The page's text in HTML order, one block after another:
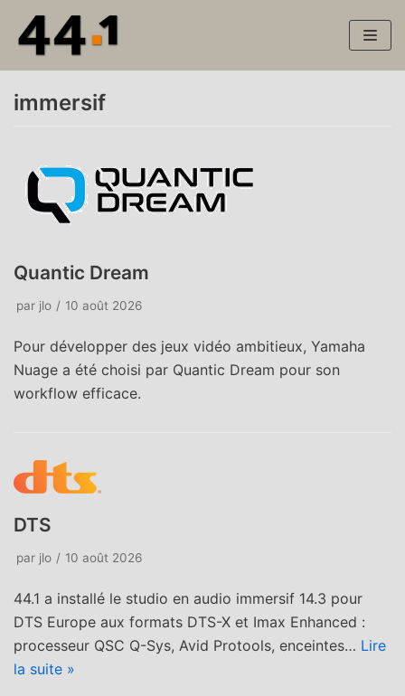
Aller
au
contenu
immersif
Quantic Dream
par jlo 10 août 2026
Pour développer des jeux vidéo ambitieux, Yamaha
Nuage a été choisi par Quantic Dream pour son
workflow efficace.
DTS
par jlo 10 août 2026
44.1 a installé le studio en audio immersif 14.3 pour
DTS Europe aux formats DTS-X et Imax Enhanced :
processeur QSC Q-Sys, Avid Protools, enceintes… Lire
la suite »